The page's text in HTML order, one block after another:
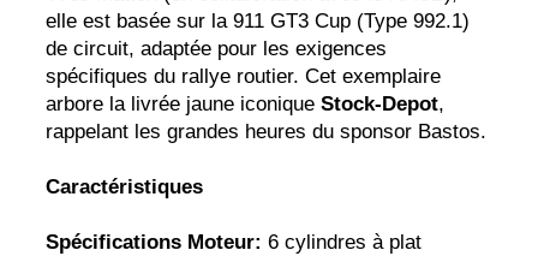
elle est basée sur la 911 GT3 Cup (Type 992.1)
de circuit, adaptée pour les exigences
spécifiques du rallye routier. Cet exemplaire
arbore la livrée jaune iconiqueStock-Depot,
rappelant les grandes heures du sponsor Bastos.
Caractéristiques
Spécifications Moteur:6 cylindres à plat